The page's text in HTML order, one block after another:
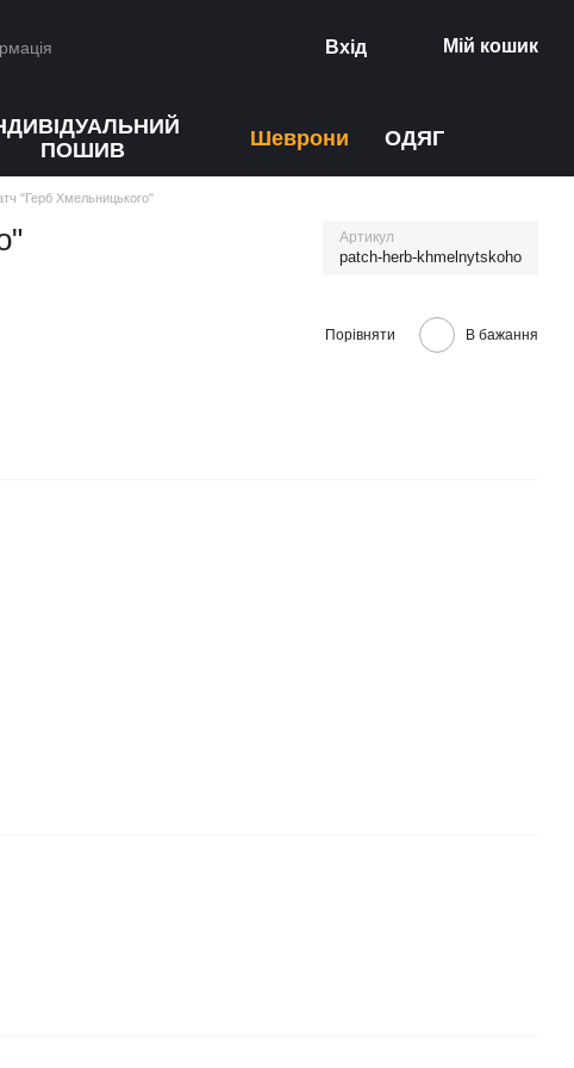
Вхід Мій кошик
ПОШИВ
Шеврони ОДЯГ
"Герб Хмельницького"
Артикул
patch-herb-khmelnytskoho
Порівняти В бажання